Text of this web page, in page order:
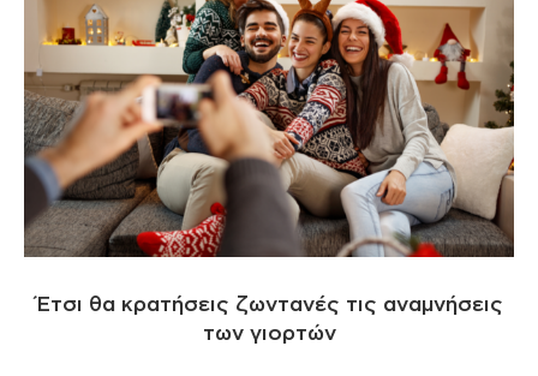
Έτσι θα κρατήσεις ζωντανές τις αναμνήσεις
των γιορτών